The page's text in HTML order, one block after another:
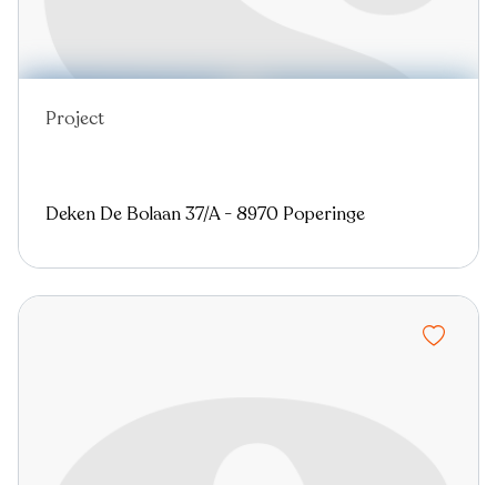
Project
Deken De Bolaan 37/A - 8970 Poperinge